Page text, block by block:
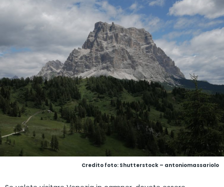
Credito foto: Shutterstock – antoniomassariolo